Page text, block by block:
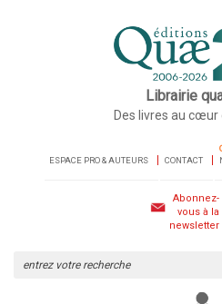
Librairie
Des livres au cœur
ESPACE PRO & AUTEURS CONTACT
Abonnez-
vous à la
newsletter
le